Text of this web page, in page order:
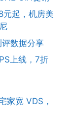
元起，机房美
数据分享
上线，7折
家宽 VDS，